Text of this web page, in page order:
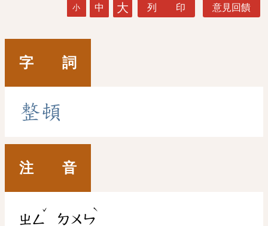
小 中 大 列 印 意見回饋
字 詞
整頓
注 音
ㄓㄥ
ˇ
ㄉㄨㄣ
ˋ